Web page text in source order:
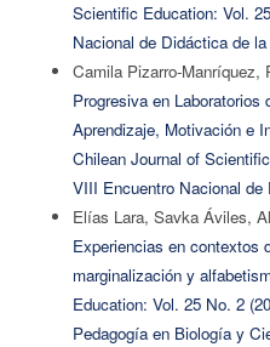
Scientific Education: Vol.
Nacional de Didáctica de
Camila Pizarro-Manríquez,
Progresiva en
Aprendizaje, Motivación e
Chilean Journal of
VIII Encuentro Nacional
Elías Lara, Savka Áviles,
Experiencias en contextos
marginalización y
Education: Vol. 25 No. 2
Pedagogía en Biología y